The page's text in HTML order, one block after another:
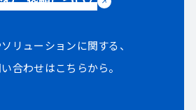
リューションに関する、
合わせはこちらから。